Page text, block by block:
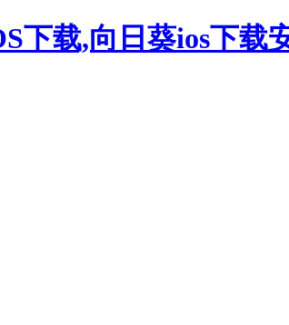
下载,向日葵ios下载